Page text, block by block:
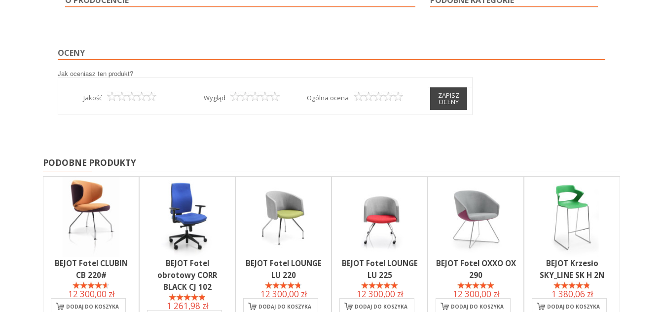
OCENY
Jak oceniasz ten produkt?
Jakość Wygląd Ogólna ocena ZAPISZ
OCENY
PODOBNE PRODUKTY
BEJOT Fotel CLUBIN
CB 220#
12 300,00 zł
DODAJ DO KOSZYKA
BEJOT Fotel
obrotowy CORR
BLACK CJ 102
1 261,98 zł
BEJOT Fotel LOUNGE
LU 220
12 300,00 zł
DODAJ DO KOSZYKA
BEJOT Fotel LOUNGE
LU 225
12 300,00 zł
DODAJ DO KOSZYKA
BEJOT Fotel OXXO OX
290
12 300,00 zł
DODAJ DO KOSZYKA
BEJOT Krzesło
SKY_LINE SK H 2N
1 380,06 zł
DODAJ DO KOSZYKA